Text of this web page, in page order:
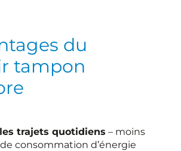
du
tampon
trajets quotidiens – moins
consommation d’énergie